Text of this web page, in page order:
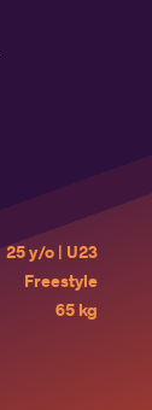
25 y/o | U23
Freestyle
65 kg